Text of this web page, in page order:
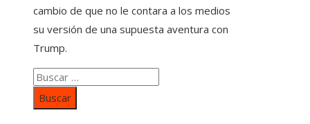
cambio de que no le contara a los medios
su versión de una supuesta aventura con
Trump.
Buscar: